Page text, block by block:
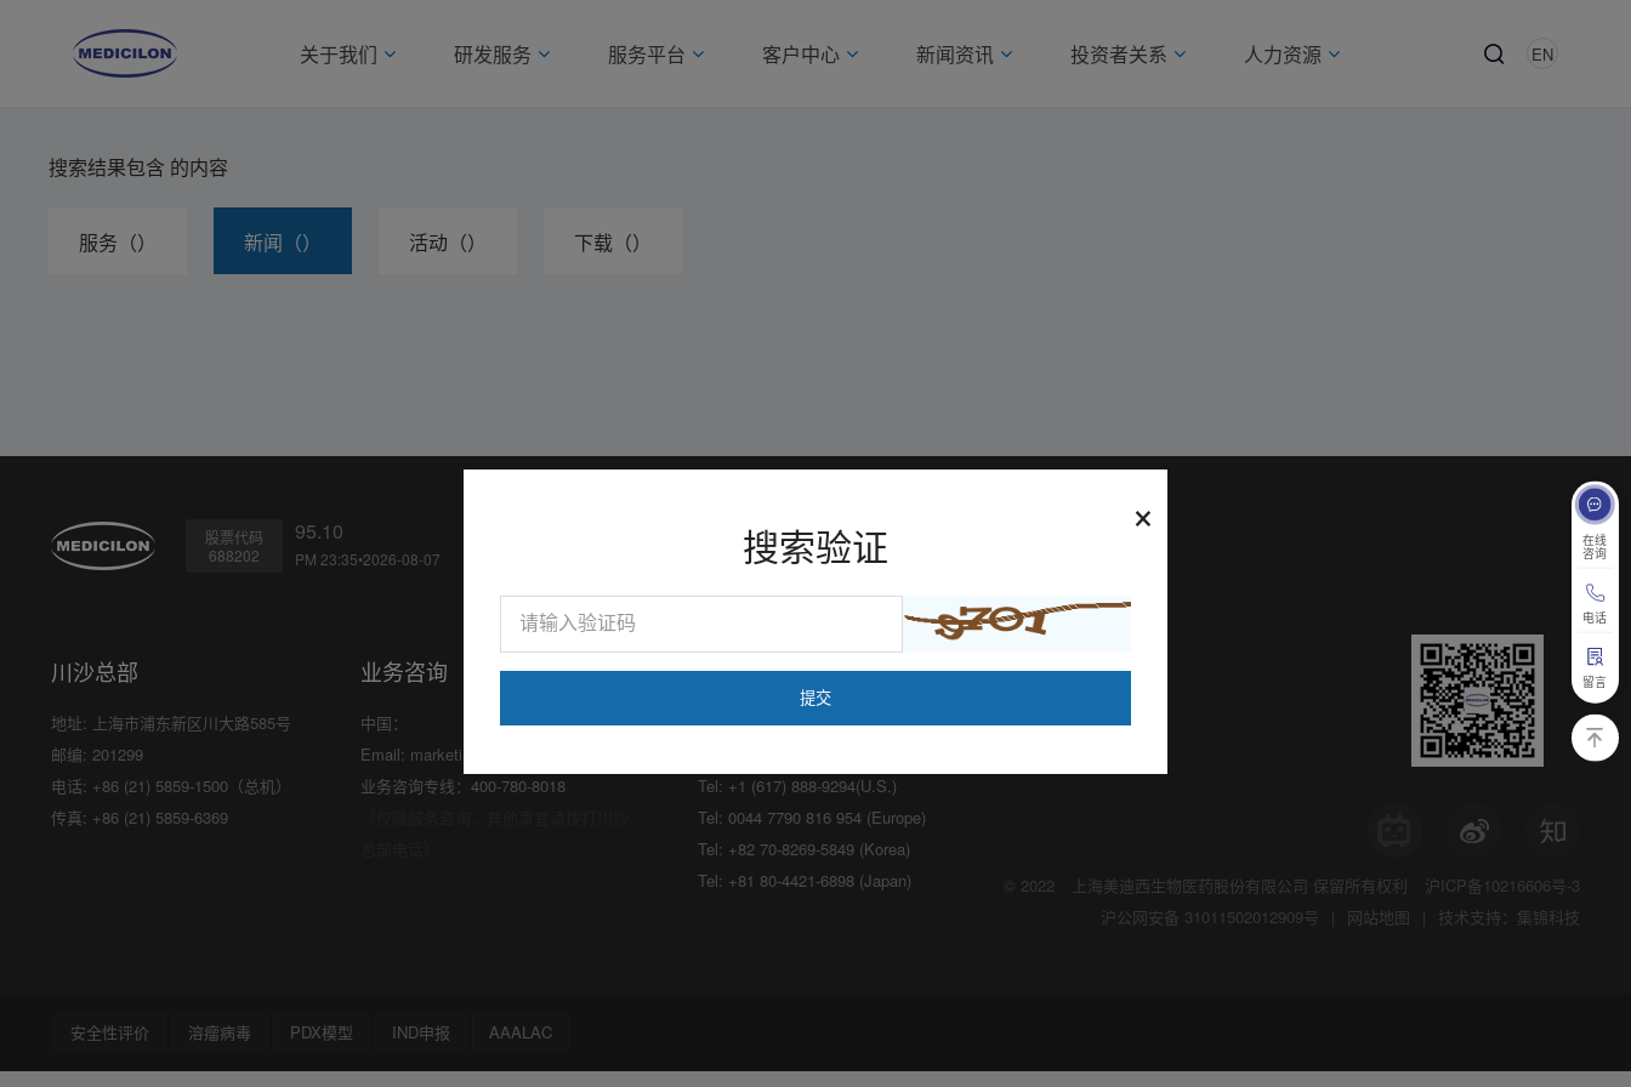
关于我们 研发服务 服务平台 客户中心 新闻资讯 投资者关系 人力资源 EN
在线
咨询
电话
留言
搜索结果包含 的内容
服务（） 新闻（） 活动（） 下载（）
股票代码
688202
95.10
PM 23:35•2026-08-07
川沙总部
地址: 上海市浦东新区川大路585号
邮编: 201299
电话: +86 (21) 5859-1500（总机）
传真: +86 (21) 5859-6369
业务咨询
中国：
Email: marketing@medicilon.com
业务咨询专线：400-780-8018
海外：
Tel: +1 (617) 888-9294(U.S.)
Tel: 0044 7790 816 954 (Europe)
Tel: +82 70-8269-5849 (Korea)
Tel: +81 80-4421-6898 (Japan)
© 2022 上海美迪西生物医药股份有限公司 保留所有权利
沪ICP备10216606号-3
沪公网安备 31011502012909号
| 网站地图 | 技术支持：集锦科技
安全性评价 溶瘤病毒 PDX模型 IND申报 AAALAC
×
搜索验证